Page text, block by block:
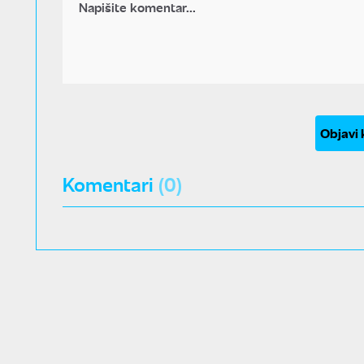
Objavi
Komentari (0)